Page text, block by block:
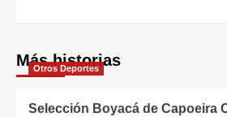
Más historias
Otros Deportes
Selección Boyacá de Capoeira